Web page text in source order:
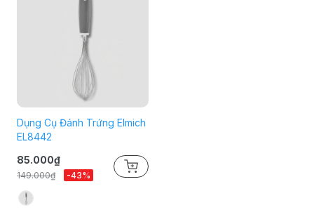
Dụng Cụ Đánh Trứng Elmich
EL8442
85.000₫
149.000₫ -43%